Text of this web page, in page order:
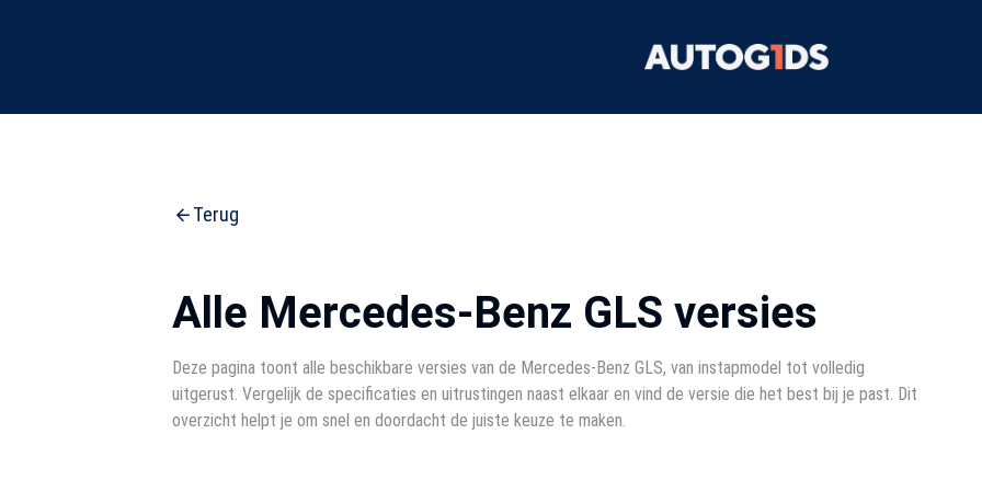
Terug
Alle Mercedes-Benz GLS versies
Deze pagina toont alle beschikbare versies van de Mercedes-Benz GLS, van instapmodel tot volledig
uitgerust. Vergelijk de specificaties en uitrustingen naast elkaar en vind de versie die het best bij je past. Dit
overzicht helpt je om snel en doordacht de juiste keuze te maken.